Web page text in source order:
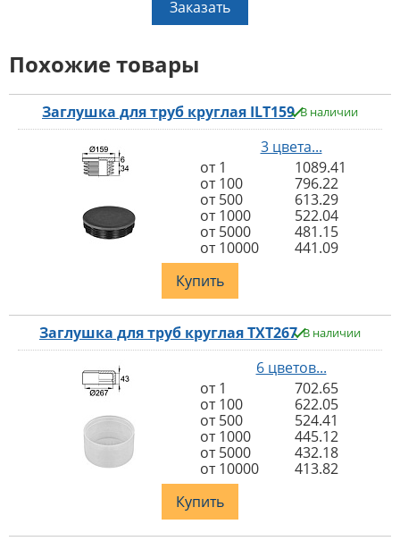
Заказать
Похожие товары
Заглушка для труб круглая ILT159 В наличии
3 цвета...
от 1
1089.41
от 100
796.22
от 500
613.29
от 1000
522.04
от 5000
481.15
от 10000
441.09
Купить
Заглушка для труб круглая TXT267 В наличии
6 цветов...
от 1
702.65
от 100
622.05
от 500
524.41
от 1000
445.12
от 5000
432.18
от 10000
413.82
Купить